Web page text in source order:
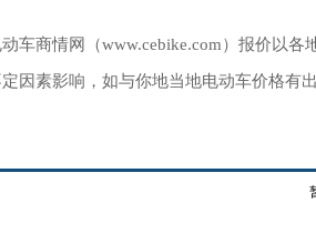
动车商情网（www.cebike.com）报价以
因素影响，如与你地当地电动车价格有